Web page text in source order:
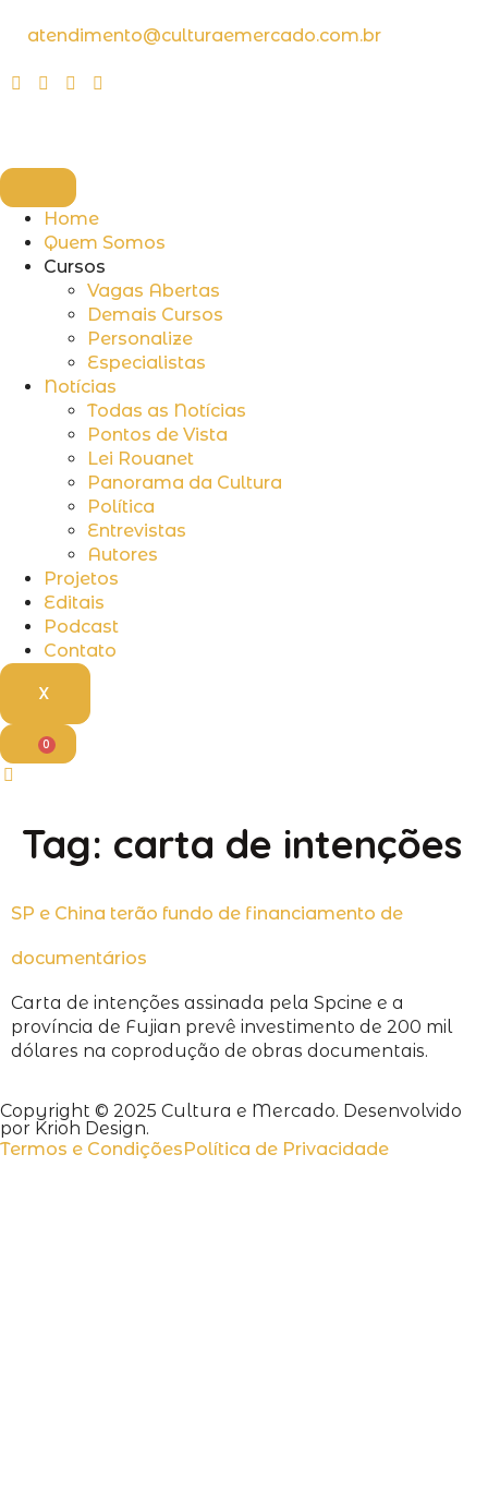
atendimento@culturaemercado.com.br
Home
Quem Somos
Cursos
Vagas Abertas
Demais Cursos
Personalize
Especialistas
Notícias
Todas as Notícias
Pontos de Vista
Lei Rouanet
Panorama da Cultura
Política
Entrevistas
Autores
Projetos
Editais
Podcast
Contato
X
0
Tag: carta de intenções
SP e China terão fundo de financiamento de
documentários
Carta de intenções assinada pela Spcine e a
província de Fujian prevê investimento de 200 mil
dólares na coprodução de obras documentais.
Copyright © 2025 Cultura e Mercado. Desenvolvido
por Krioh Design.
Termos e Condições Política de Privacidade